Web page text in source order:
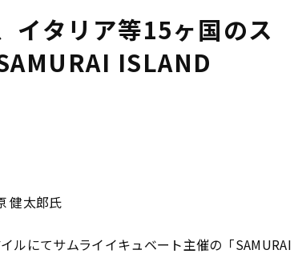
イタリア等15ヶ国のス
ISLAND
健太郎氏
ルにてサムライイキュベート主催の「SAMURAI